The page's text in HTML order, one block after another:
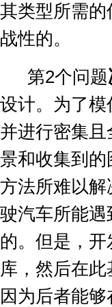
其类型所需
战性的。
第2个问题
设计。为了
并进行密集且
景和收集到
方法所难以
驶汽车所能遇
的。但是，
库，然后在
因为后者能